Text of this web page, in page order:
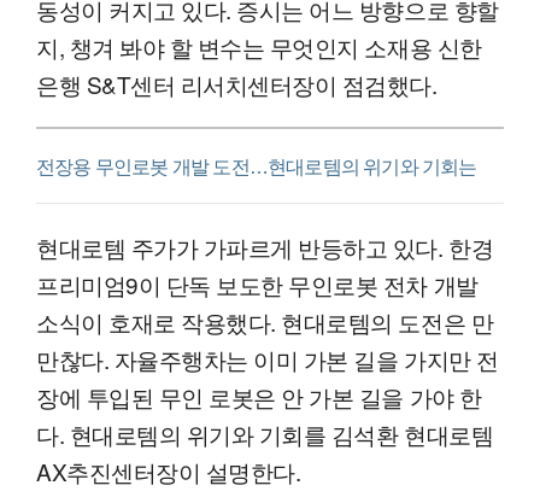
동성이 커지고 있다. 증시는 어느 방향으로 향할
지, 챙겨 봐야 할 변수는 무엇인지 소재용 신한
은행 S&T센터 리서치센터장이 점검했다.
전장용 무인로봇 개발 도전…현대로템의 위기와 기회는
현대로템 주가가 가파르게 반등하고 있다. 한경
프리미엄9이 단독 보도한 무인로봇 전차 개발
소식이 호재로 작용했다. 현대로템의 도전은 만
만찮다. 자율주행차는 이미 가본 길을 가지만 전
장에 투입된 무인 로봇은 안 가본 길을 가야 한
다. 현대로템의 위기와 기회를 김석환 현대로템
AX추진센터장이 설명한다.